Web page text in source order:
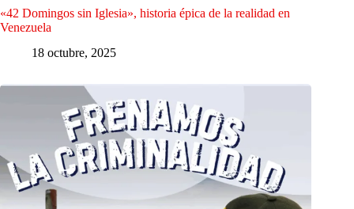
«42 Domingos sin Iglesia», historia épica de la realidad en
Venezuela
18 octubre, 2025